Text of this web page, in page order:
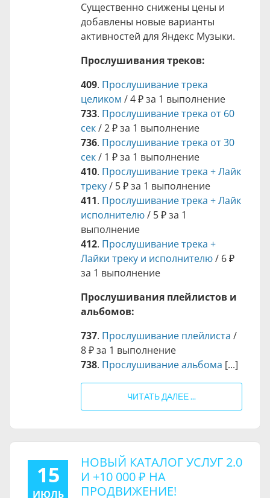
Существенно снижены цены и
добавлены новые варианты
активностей для Яндекс Музыки.
Прослушивания треков:
409. Прослушивание трека
целиком /4 ₽за 1 выполнение
733. Прослушивание трека от 60
сек/2 ₽за 1 выполнение
736. Прослушивание трека от 30
сек/ 1 ₽за 1 выполнение
410. Прослушивание трека + Лайк
треку/ 5 ₽за 1 выполнение
411. Прослушивание трека + Лайк
исполнителю/ 5 ₽за 1
выполнение
412. Прослушивание трека +
Лайки треку и исполнителю/ 6 ₽
за 1 выполнение
Прослушивания плейлистов и
альбомов:
737. Прослушивание плейлиста /
8 ₽за 1 выполнение
738. Прослушивание альбома [...]
ЧИТАТЬ ДАЛЕЕ ...
15
ИЮЛЬ
НОВЫЙ КАТАЛОГ УСЛУГ 2.0
И +10 000 ₽ НА
ПРОДВИЖЕНИЕ!